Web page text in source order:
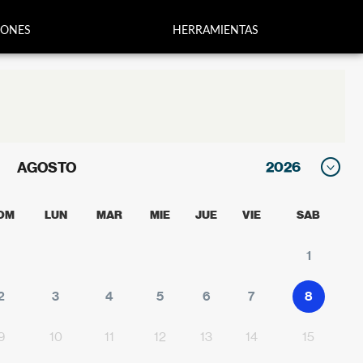
HERRAMIENTAS
AGOSTO
LUN MAR MIE JUE VIE SAB
1
3 4 5 6 7 8
10 11 12 13 14 15